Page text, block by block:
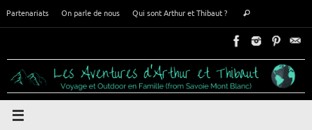
Partenariats On parle de nous Qui sont Arthur et Thibaut ?
:
Rechercher